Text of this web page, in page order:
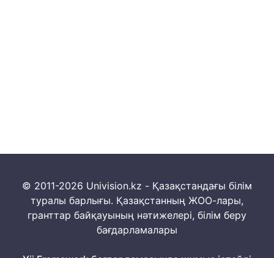
© 2011-2026 Univision.kz - Қазақстандағы білім
туралы барлығы. Қазақстанның ЖОО-лары,
гранттар байқауының нәтижелері, білім беру
бағдарламалары